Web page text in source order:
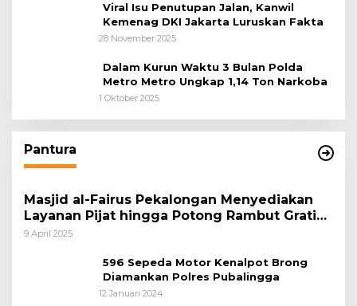
Viral Isu Penutupan Jalan, Kanwil
Kemenag DKI Jakarta Luruskan Fakta
28 November 2025
Dalam Kurun Waktu 3 Bulan Polda
Metro Metro Ungkap 1,14 Ton Narkoba
1 Oktober 2025
Pantura
Masjid al-Fairus Pekalongan Menyediakan
Layanan Pijat hingga Potong Rambut Gratis
bagi Pemudik Lebaran 2025
9 April 2025
596 Sepeda Motor Kenalpot Brong
Diamankan Polres Pubalingga
12 Januari 2024